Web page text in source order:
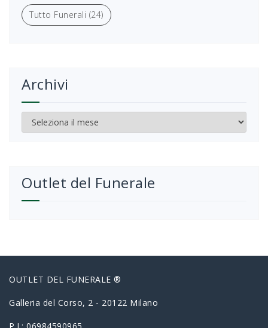
Tutto Funerali (24)
Archivi
Archivi
Outlet del Funerale
OUTLET DEL FUNERALE ®
Galleria del Corso, 2 - 20122 Milano